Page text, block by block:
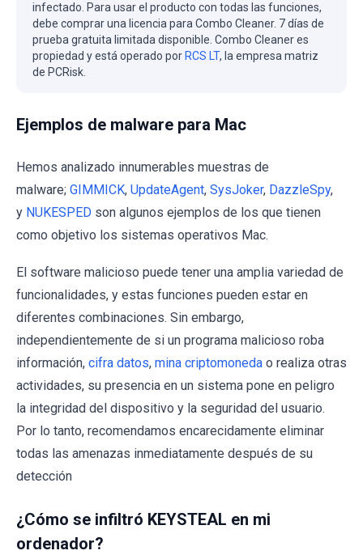
infectado. Para usar el producto con todas las funciones,
debe comprar una licencia para Combo Cleaner. 7 días de
prueba gratuita limitada disponible. Combo Cleaner es
propiedad y está operado por RCS LT, la empresa matriz
de PCRisk.
Ejemplos de malware para Mac
Hemos analizado innumerables muestras de
malware; GIMMICK, UpdateAgent, SysJoker, DazzleSpy,
y NUKESPED son algunos ejemplos de los que tienen
como objetivo los sistemas operativos Mac.
El software malicioso puede tener una amplia variedad de
funcionalidades, y estas funciones pueden estar en
diferentes combinaciones. Sin embargo,
independientemente de si un programa malicioso roba
información, cifra datos, mina criptomoneda o realiza otras
actividades, su presencia en un sistema pone en peligro
la integridad del dispositivo y la seguridad del usuario.
Por lo tanto, recomendamos encarecidamente eliminar
todas las amenazas inmediatamente después de su
detección
¿Cómo se infiltró KEYSTEAL en mi
ordenador?